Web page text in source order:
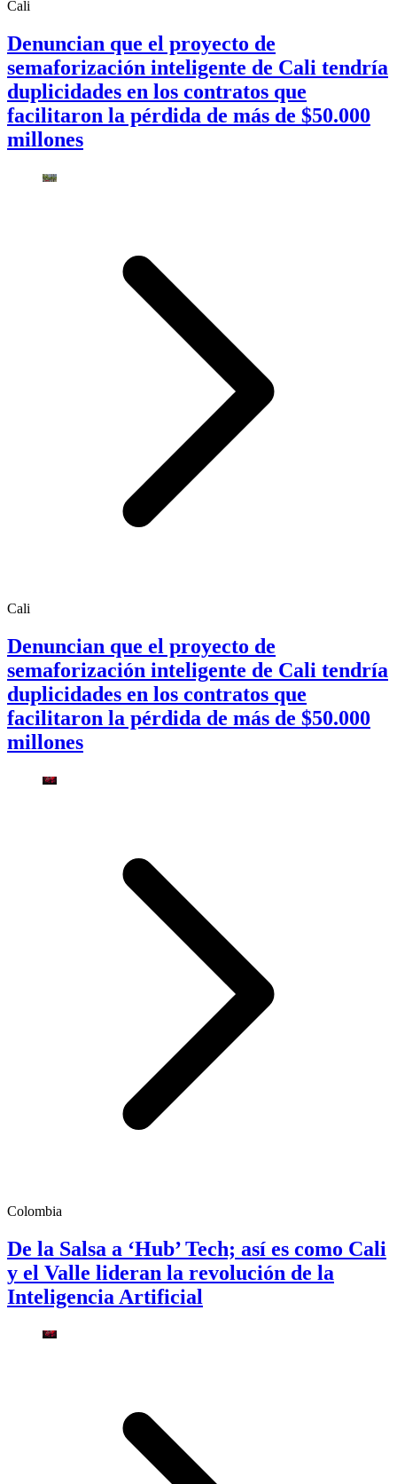
Cali
Denuncian que el proyecto de
semaforización inteligente de Cali tendría
duplicidades en los contratos que
facilitaron la pérdida de más de $50.000
millones
Cali
Denuncian que el proyecto de
semaforización inteligente de Cali tendría
duplicidades en los contratos que
facilitaron la pérdida de más de $50.000
millones
Colombia
De la Salsa a ‘Hub’ Tech; así es como Cali
y el Valle lideran la revolución de la
Inteligencia Artificial